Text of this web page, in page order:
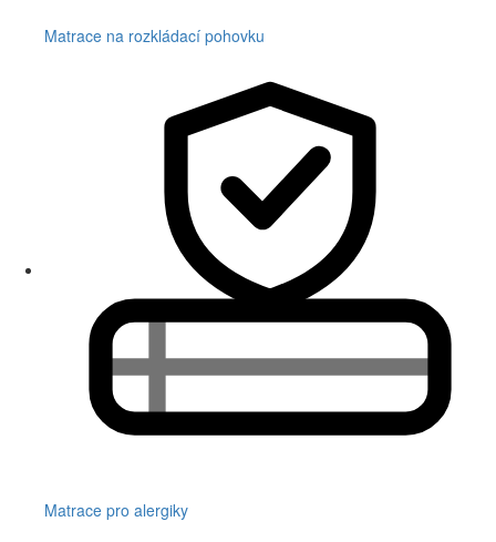
Matrace na rozkládací pohovku
Matrace pro alergiky